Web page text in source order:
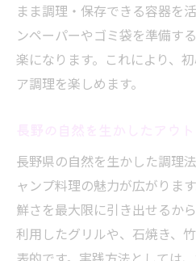
まま調理・保存できる容器を
ンペーパーやゴミ袋を準備す
楽になります。これにより、
ア調理を楽しめます。
長野県の自然を生かした調理
ャンプ料理の魅力が広がりま
鮮さを最大限に引き出せるか
利用したグリルや、石焼き、